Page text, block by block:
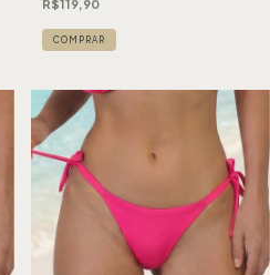
R$119,90
COMPRAR